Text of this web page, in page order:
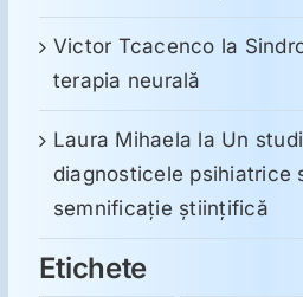
Victor Tcacenco la
terapia neurală
Laura Mihaela la Un
diagnosticele psihiatrice
semnificație științifică
Etichete